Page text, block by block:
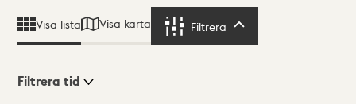
Visa lista Visa karta Filtrera
Filtrera tid